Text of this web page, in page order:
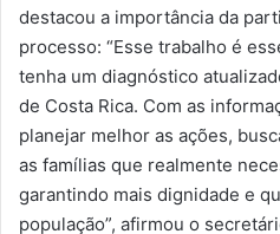
destacou a importância da
processo: “Esse trabalho é
tenha um diagnóstico
de Costa Rica. Com as
planejar melhor as ações,
as famílias que realmente
garantindo mais dignidade e
população”, afirmou o